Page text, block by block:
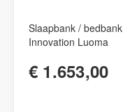
Slaapbank / bedbank
Innovation Luoma
€ 1.653,00